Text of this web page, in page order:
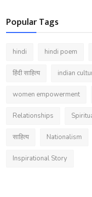
Popular Tags
hindi hindi poem
हिंदी साहित्य indian
women empowerment
Relationships
साहित्य Nationalism
Inspirational Story